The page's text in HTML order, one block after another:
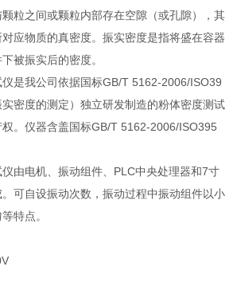
粒之间或颗粒内部存在空隙（或孔隙），其
应物质的真密度。振实密度是指将盛在容器
被振实后的密度。
是我公司依据国标GB/T 5162-2006/ISO39
密度的测定）独立研发制造的粉体密度测试
。仪器含盖国标GB/T 5162-2006/ISO395
由电机、振动组件、PLC中央处理器和7寸
可自设振动次数，振动过程中振动组件以小
特点。